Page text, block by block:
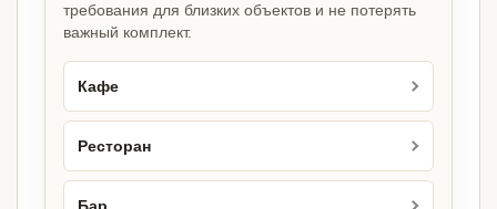
требования для близких объектов и не потерять
важный комплект.
Кафе
Ресторан